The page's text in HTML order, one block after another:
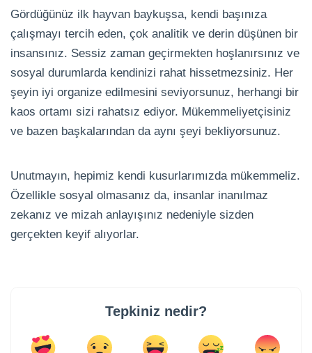
Gördüğünüz ilk hayvan baykuşsa, kendi başınıza
çalışmayı tercih eden, çok analitik ve derin düşünen bir
insansınız. Sessiz zaman geçirmekten hoşlanırsınız ve
sosyal durumlarda kendinizi rahat hissetmezsiniz. Her
şeyin iyi organize edilmesini seviyorsunuz, herhangi bir
kaos ortamı sizi rahatsız ediyor. Mükemmeliyetçisiniz
ve bazen başkalarından da aynı şeyi bekliyorsunuz.
Unutmayın, hepimiz kendi kusurlarımızda mükemmeliz.
Özellikle sosyal olmasanız da, insanlar inanılmaz
zekanız ve mizah anlayışınız nedeniyle sizden
gerçekten keyif alıyorlar.
Tepkiniz nedir?